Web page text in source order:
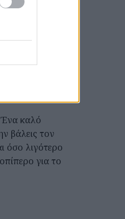
δεν θεωρεί
Ένα καλό
βάλεις τον
όσο λιγότερο
για το